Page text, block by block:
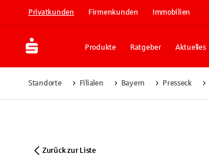
Privatkunden Firmenkunden Immobilien
Produkte Ratgeber Aktuelles
Standorte Filialen Bayern Presseck
Zurück zur Liste